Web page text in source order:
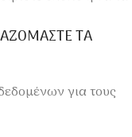
ΤΑ
για τους